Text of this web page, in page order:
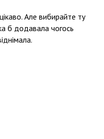
Але вибирайте ту
б додавала чогось